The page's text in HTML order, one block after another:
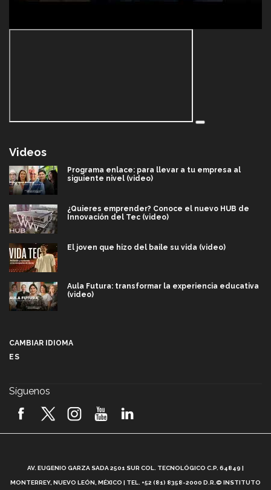
Videos
Programa enlace: para llevar a tu empresa al
siguiente nivel (video)
¿Quieres emprender? Conoce el nuevo HUB de
Innovación del Tec (video)
El joven que hizo del baile su vida (video)
Aula Futura: transformar la experiencia educativa
(video)
2026! (video)
¿Cómo es el Modelo Educativo Tec? (video)
CAMBIAR IDIOMA
ES
Síguenos
AV. EUGENIO GARZA SADA 2501 SUR COL. TECNOLÓGICO C.P. 64849 |
MONTERREY, NUEVO LEÓN, MÉXICO | TEL. +52 (81) 8358-2000 D.R.© INSTITUTO